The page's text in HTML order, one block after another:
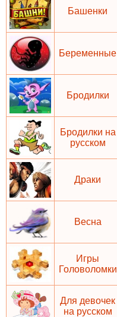
Башенки
Беременные
Бродилки
Бродилки на
русском
Драки
Весна
Игры
Головоломки
Для девочек
на русском